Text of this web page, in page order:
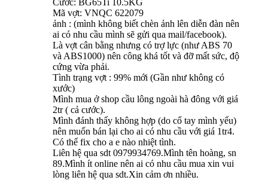
Mã vợt: VNQC 622079
ảnh : (mình không biết chèn ảnh lên diễn đàn nên
ai có nhu cầu mình sẽ gửi qua mail/facebook).
Là vợt cân bằng nhưng có trợ lực (như ABS 70
và ABS1000) nên công khá tốt và đỡ mất sức, độ
cứng vừa phải.
Tình trạng vợt : 99% mới (Gần như không có
xước)
Mình mua ở shop cầu lông ngoài hà đông với giá
2tr ( cả cước).
Mình đánh thấy không hợp (do cổ tay mình yếu)
nên muốn bán lại cho ai có nhu cầu với giá 1tr4.
Có thể fix cho a e nào nhiệt tình.
Liên hệ qua sdt 0979934769.Mình tên hoàng, sn
89.Mình ít online nên ai có nhu cầu mua xin vui
lòng liên hệ qua sdt.Xin cảm ơn nhiều.